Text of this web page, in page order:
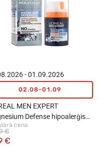
- 01.09.2026
02.08-01.09
MEN EXPERT
Defense hipoalerģisks
krēms, 50ml
cena
€
€